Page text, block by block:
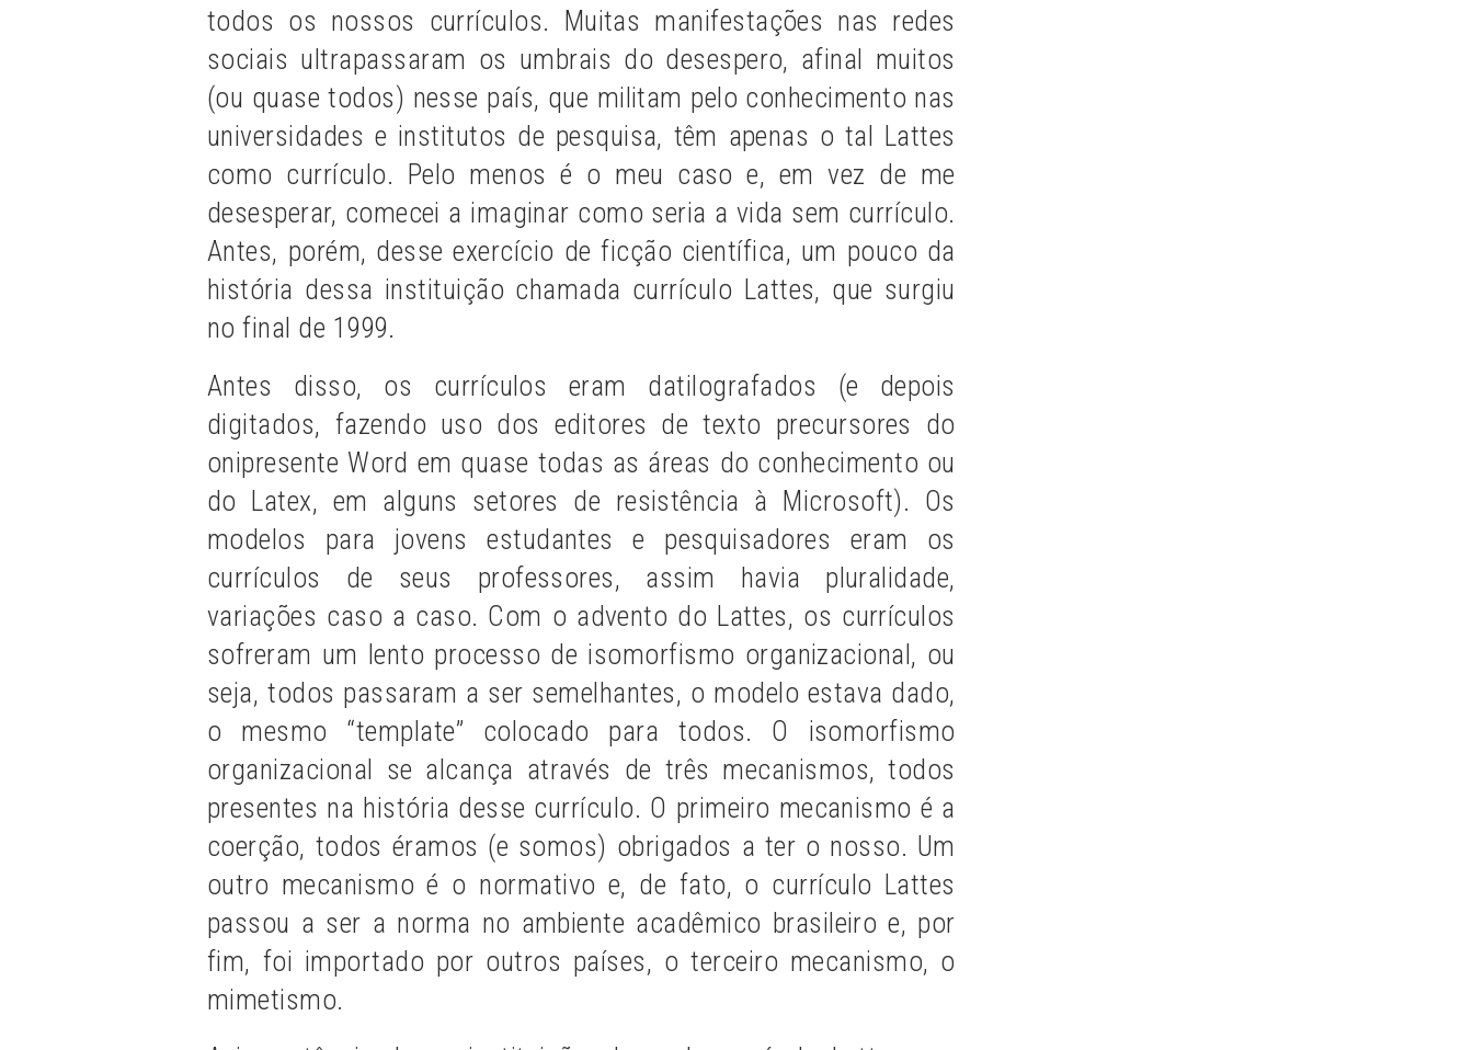
todos os nossos currículos. Muitas manifestações nas redes
sociais ultrapassaram os umbrais do desespero, afinal muitos
(ou quase todos) nesse país, que militam pelo conhecimento nas
universidades e institutos de pesquisa, têm apenas o tal Lattes
como currículo. Pelo menos é o meu caso e, em vez de me
desesperar, comecei a imaginar como seria a vida sem currículo.
Antes, porém, desse exercício de ficção científica, um pouco da
história dessa instituição chamada currículo Lattes, que surgiu
no final de 1999.
Antes disso, os currículos eram datilografados (e depois
digitados, fazendo uso dos editores de texto precursores do
onipresente Word em quase todas as áreas do conhecimento ou
do Latex, em alguns setores de resistência à Microsoft). Os
modelos para jovens estudantes e pesquisadores eram os
currículos de seus professores, assim havia pluralidade,
variações caso a caso. Com o advento do Lattes, os currículos
sofreram um lento processo de isomorfismo organizacional, ou
seja, todos passaram a ser semelhantes, o modelo estava dado,
o mesmo “template” colocado para todos. O isomorfismo
organizacional se alcança através de três mecanismos, todos
presentes na história desse currículo. O primeiro mecanismo é a
coerção, todos éramos (e somos) obrigados a ter o nosso. Um
outro mecanismo é o normativo e, de fato, o currículo Lattes
passou a ser a norma no ambiente acadêmico brasileiro e, por
fim, foi importado por outros países, o terceiro mecanismo, o
mimetismo.